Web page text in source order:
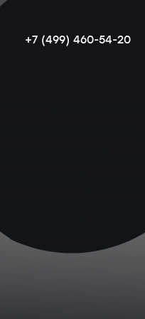
+7 (499) 460-54-20